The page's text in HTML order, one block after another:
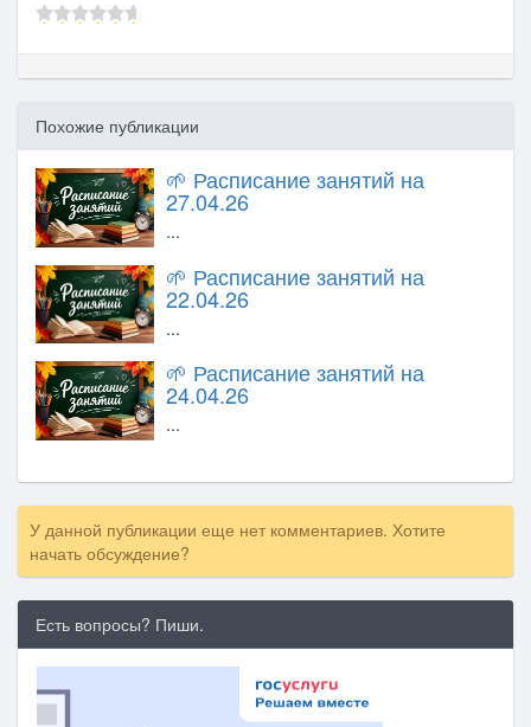
Похожие публикации
🌱 Расписание занятий на
27.04.26
...
🌱 Расписание занятий на
22.04.26
...
🌱 Расписание занятий на
24.04.26
...
У данной публикации еще нет комментариев. Хотите
начать обсуждение?
Есть вопросы? Пиши.